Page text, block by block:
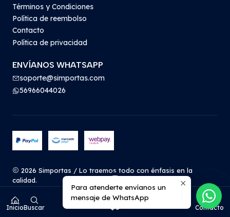
InicioBuscar
0
$0 Contacto
Términos y Condiciones
Política de reembolso
Contacto
Política de privacidad
ENVÍANOS WHATSAPP
soporte@simportas.com
56966044026
2026 Simportas / Lo traemos todo con énfasis en la
calidad.
Todos los derechos reservados.Desarrollado por
Jumpseller
Para atenderte envíanos un
mensaje de WhatsApp